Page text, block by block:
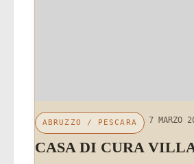
ABRUZZO / PESCARA 7 MARZO
CASA DI CURA